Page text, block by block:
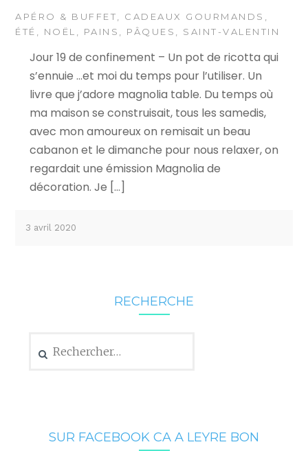
APÉRO & BUFFET, CADEAUX GOURMANDS ,
ÉTÉ , NOËL , PAINS , PÂQUES , SAINT-VALENTIN
Jour 19 de confinement – Un pot de ricotta qui
s’ennuie …et moi du temps pour l’utiliser. Un
livre que j’adore magnolia table. Du temps où
ma maison se construisait, tous les samedis,
avec mon amoureux on remisait un beau
cabanon et le dimanche pour nous relaxer, on
regardait une émission Magnolia de
décoration. Je […]
3 avril 2020
RECHERCHE
SUR FACEBOOK CA A LEYRE BON